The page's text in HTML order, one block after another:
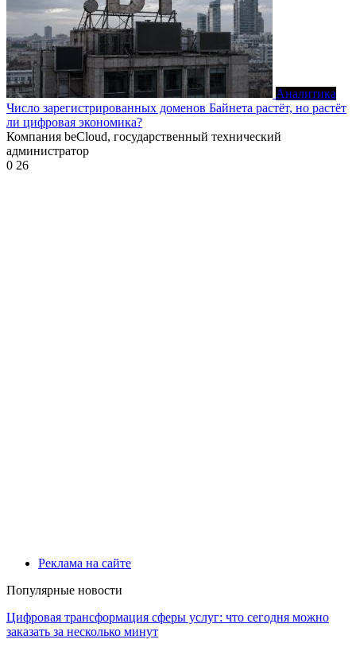
Аналитика
Число зарегистрированных доменов Байнета растёт, но растёт
ли цифровая экономика?
Компания beCloud, государственный технический
администратор
0 26
Реклама на сайте
Популярные новости
Цифровая трансформация сферы услуг: что сегодня можно
заказать за несколько минут